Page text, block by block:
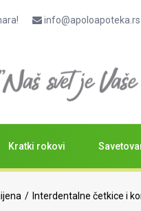
info@apoloapoteka.rs
Kratki rokovi
Interdentalne četkice i